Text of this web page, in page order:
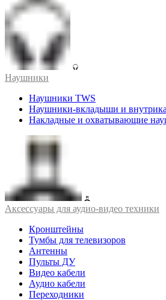
Наушники
Наушники TWS
Наушники-вкладыши и
Накладные и охватывающие
Аксессуары для аудио-видео техники
Кронштейны
Тумбы для телевизоров
Антенны
Пульты ДУ
Видео кабели
Аудио кабели
Переходники